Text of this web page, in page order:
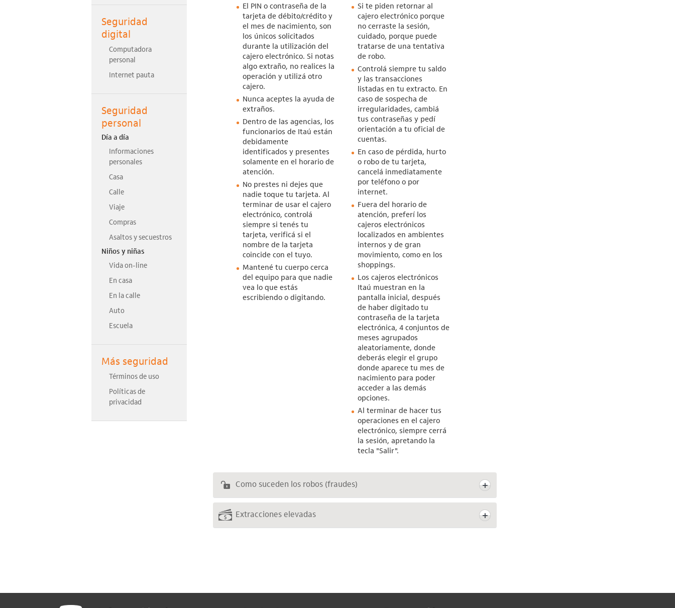
Seguridad
digital
Computadora
personal
Internet pauta
Seguridad
personal
Día a día
Informaciones
personales
Casa
Calle
Viaje
Compras
Asaltos y secuestros
Niños y niñas
Vida on-line
En casa
En la calle
Auto
Escuela
Más seguridad
Términos de uso
Políticas de
privacidad
El PIN o contraseña de la
tarjeta de débito/crédito y
el mes de nacimiento, son
los únicos solicitados
durante la utilización del
cajero electrónico. Si notas
algo extraño, no realices la
operación y utilizá otro
cajero.
Nunca aceptes la ayuda de
extraños.
Dentro de las agencias, los
funcionarios de Itaú están
debidamente
identificados y presentes
solamente en el horario de
atención.
No prestes ni dejes que
nadie toque tu tarjeta. Al
terminar de usar el cajero
electrónico, controlá
siempre si tenés tu
tarjeta, verificá si el
nombre de la tarjeta
coincide con el tuyo.
Mantené tu cuerpo cerca
del equipo para que nadie
vea lo que estás
escribiendo o digitando.
Si te piden retornar al
cajero electrónico porque
no cerraste la sesión,
cuidado, porque puede
tratarse de una tentativa
de robo.
Controlá siempre tu saldo
y las transacciones
listadas en tu extracto. En
caso de sospecha de
irregularidades, cambiá
tus contraseñas y pedí
orientación a tu oficial de
cuentas.
En caso de pérdida, hurto
o robo de tu tarjeta,
cancelá inmediatamente
por teléfono o por
internet.
Fuera del horario de
atención, preferí los
cajeros electrónicos
localizados en ambientes
internos y de gran
movimiento, como en los
shoppings.
Los cajeros electrónicos
Itaú muestran en la
pantalla inicial, después
de haber digitado tu
contraseña de la tarjeta
electrónica, 4 conjuntos de
meses agrupados
aleatoriamente, donde
deberás elegir el grupo
donde aparece tu mes de
nacimiento para poder
acceder a las demás
opciones.
Al terminar de hacer tus
operaciones en el cajero
electrónico, siempre cerrá
la sesión, apretando la
tecla "Salir".
Como suceden los robos (fraudes)
Extracciones elevadas